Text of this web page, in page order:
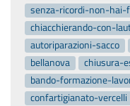
senza-ricordi-non-hai-
chiacchierando-con-
autoriparazioni-sacco
bellanova
chiusura-
bando-formazione-
confartigianato-vercelli